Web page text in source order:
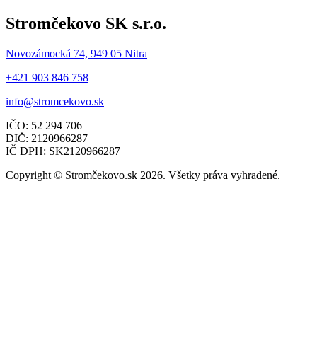
Stromčekovo SK s.r.o.
Novozámocká 74, 949 05 Nitra
+421 903 846 758
info@stromcekovo.sk
IČO: 52 294 706
DIČ: 2120966287
IČ DPH: SK2120966287
Copyright © Stromčekovo.sk 2026. Všetky práva vyhradené.